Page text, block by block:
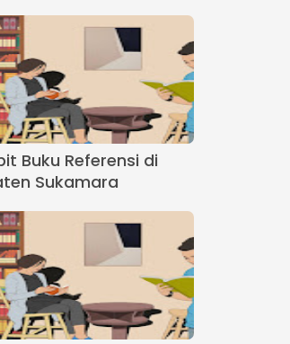
Buku Referensi di
Sukamara